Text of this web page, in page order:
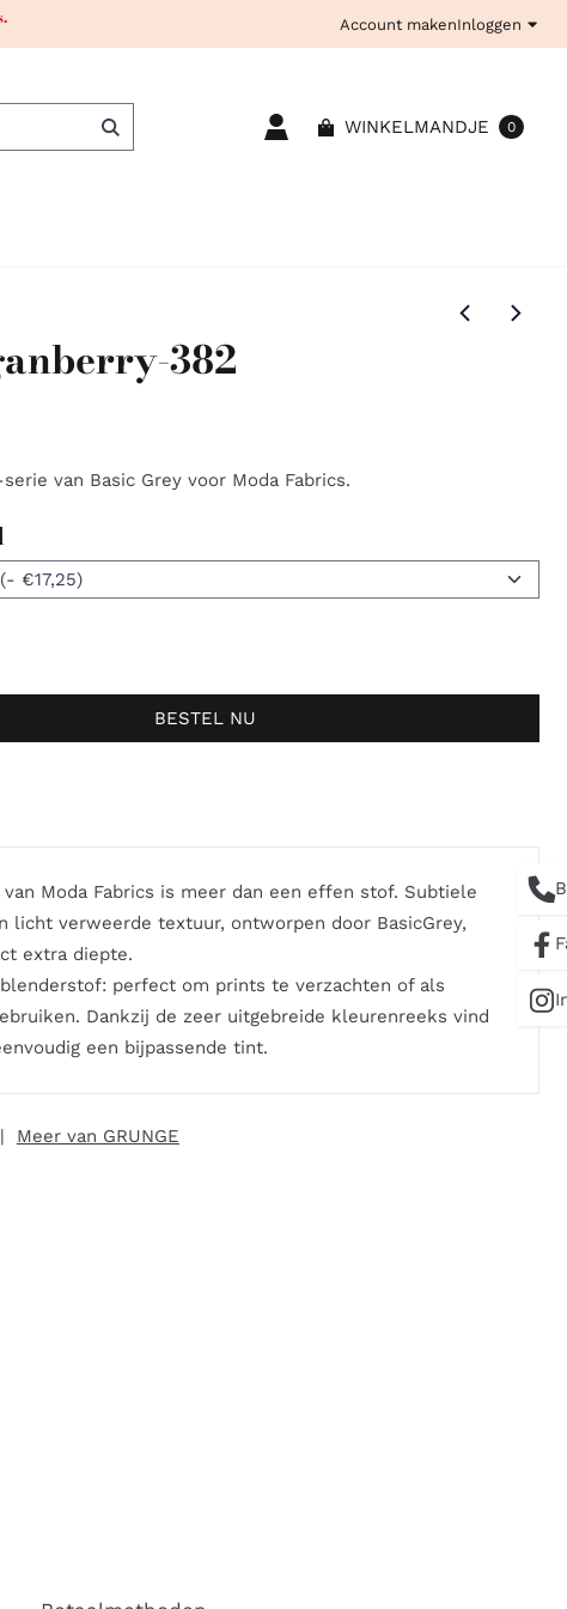
Account makenInloggen
WINKELMANDJE 0
382
van Basic Grey voor Moda Fabrics.
BESTEL NU
Moda Fabrics is meer dan een effen stof. Subtiele
licht verweerde textuur, ontworpen door BasicGrey,
extra diepte.
perfect om prints te verzachten of als
Dankzij de zeer uitgebreide kleurenreeks vind
een bijpassende tint.
| Meer van GRUNGE